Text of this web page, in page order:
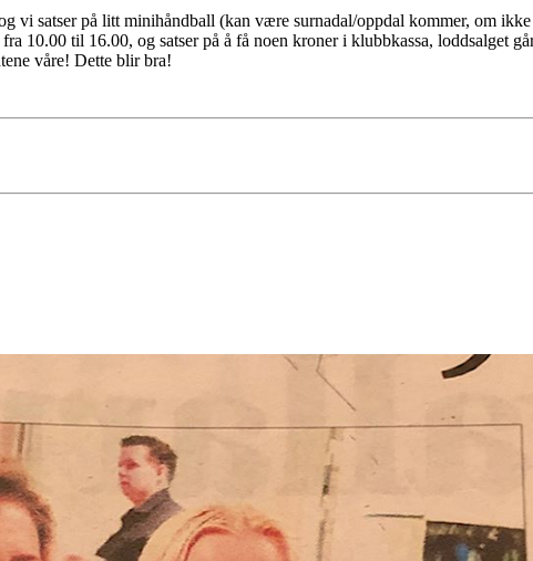
vi satser på litt minihåndball (kan være surnadal/oppdal kommer, om ikke
10.00 til 16.00, og satser på å få noen kroner i klubbkassa, loddsalget
våre! Dette blir bra!